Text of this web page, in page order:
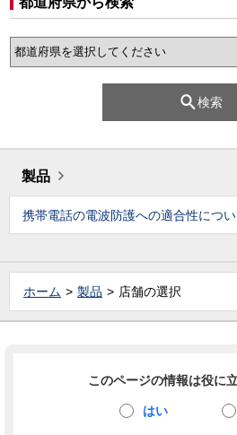
検索
製品
携帯電話の電波防護への適合性につ
ホーム 製品 店舗の選択
このページの情報は役に
はい